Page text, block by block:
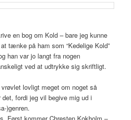
en bog om Kold – bare jeg kunne
tænke på ham som “Kedelige Kold”
han var jo langt fra nogen
ved at udtrykke sig skriftligt.
lovligt meget om noget så
fordi jeg vil begive mig ud i
)genren.